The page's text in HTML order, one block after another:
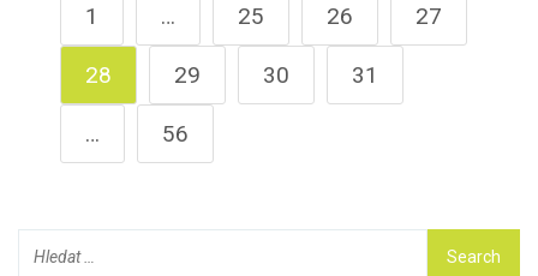
1 … 25 26 27
28 29 30 31
… 56